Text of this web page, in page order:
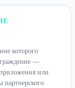
которого
—
или
партнерского